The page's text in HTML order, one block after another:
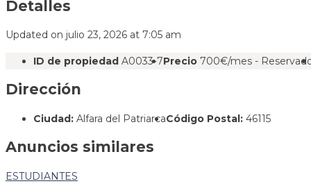
Detalles
Updated on julio 23, 2026 at 7:05 am
ID de propiedad A0033-7Precio 700€/mes -
Dirección
Ciudad: Alfara del PatriarcaCódigo Postal: 46115
Anuncios similares
ESTUDIANTES